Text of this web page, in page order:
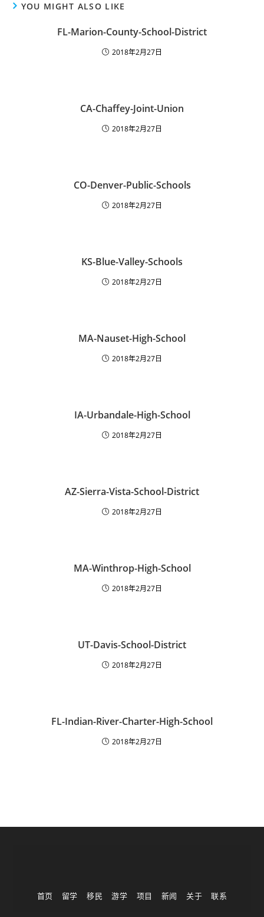
YOU MIGHT ALSO LIKE
FL-Marion-County-School-District
2018年2月27日
CA-Chaffey-Joint-Union
2018年2月27日
CO-Denver-Public-Schools
2018年2月27日
KS-Blue-Valley-Schools
2018年2月27日
MA-Nauset-High-School
2018年2月27日
IA-Urbandale-High-School
2018年2月27日
AZ-Sierra-Vista-School-District
2018年2月27日
MA-Winthrop-High-School
2018年2月27日
UT-Davis-School-District
2018年2月27日
FL-Indian-River-Charter-High-School
2018年2月27日
首页 留学 移民 游学 项目 新闻 关于 联系